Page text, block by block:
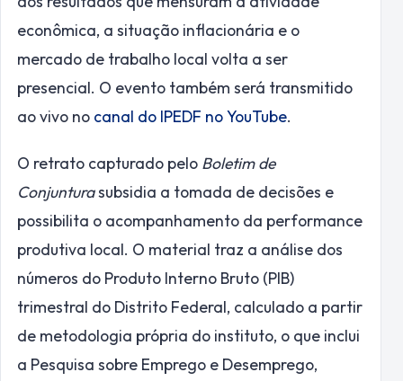
econômica, a situação inflacionária e o
mercado de trabalho local volta a ser
presencial. O evento também será transmitido
ao vivo no canal do IPEDF no YouTube.
O retrato capturado pelo Boletim de
Conjunturasubsidia a tomada de decisões e
possibilita o acompanhamento da performance
produtiva local. O material traz a análise dos
números do Produto Interno Bruto (PIB)
trimestral do Distrito Federal, calculado a partir
de metodologia própria do instituto, o que inclui
a Pesquisa sobre Emprego e Desemprego,